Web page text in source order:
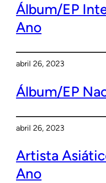
Álbum/EP
Ano
abril 26, 2023
Álbum/EP
abril 26, 2023
Artista
Ano